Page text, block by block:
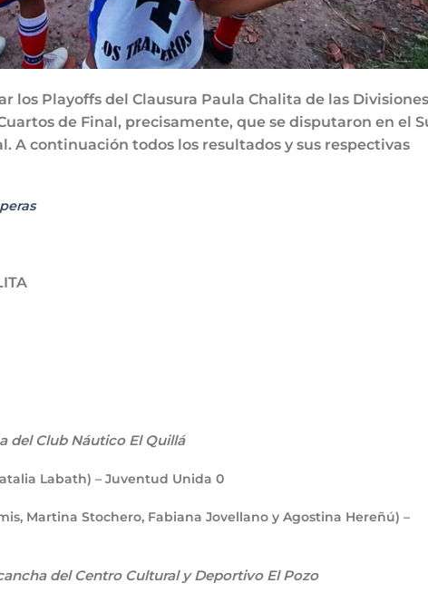
los Playoffs del Clausura Paula Chalita de las Divisiones
de Final, precisamente, que se disputaron en el
A continuación todos los resultados y sus respectivas
del Club Náutico El Quillá
Labath) – Juventud Unida 0
Martina Stochero, Fabiana Jovellano y Agostina Hereñú) –
del Centro Cultural y Deportivo El Pozo